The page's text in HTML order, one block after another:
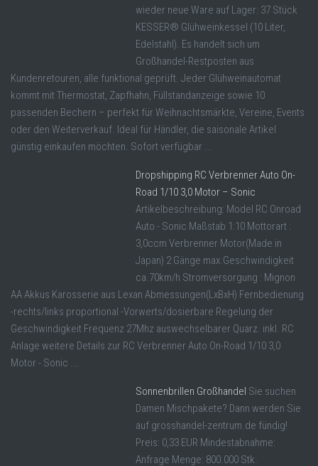
wieder neue Ware auf Lager: 37 Stück
KESSER® Glühweinkessel (10 Liter,
Edelstahl). Es handelt sich um
Großhandel-Restposten aus
Kundenretouren, alle funktional geprüft. Jeder Glühweinautomat
kommt mit Thermostat, Zapfhahn, Füllstandanzeige sowie 10
passenden Bechern – perfekt für Weihnachtsmärkte, Vereine, Events
oder den Weiterverkauf. Ideal für Händler, die saisonale Artikel
günstig einkaufen möchten. Sofort verfügbar ...
Dropshipping RC Verbrenner Auto On-
Road 1/10 3,0 Motor – Sonic
Artikelbeschreibung: Model RC Onroad
Auto - Sonic Maßstab 1:10 Mottorart :
3,0ccm Verbrenner Motor(Made in
Japan) 2 Gänge max.Geschwindigkeit
ca.70km/h Stromversorgung : Mignon
AA Akkus Karosserie aus Lexan Abmessungen(LxBxH) Fernbedienung
-rechts/links proportional -Vorwerts/dosierbare Regelung der
Geschwindigkeit Frequenz 27Mhz auswechselbarer Quarz. inkl. RC
Anlage weitere Details zur RC Verbrenner Auto On-Road 1/10 3,0
Motor - Sonic ...
Sonnenbrillen Großhandel Sie suchen
Damen Mischpakete? Dann werden Sie
auf grosshandel-zentrum.de fündig!
Preis: 0,33 EUR Mindestabnahme:
Anfrage Menge: 800.000 Stk.